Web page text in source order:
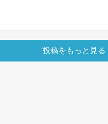
投稿をもっと見る